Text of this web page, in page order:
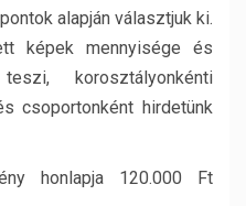
alapján választjuk ki.
képek mennyisége és
korosztályonkénti
csoportonként hirdetünk
honlapja 120.000 Ft